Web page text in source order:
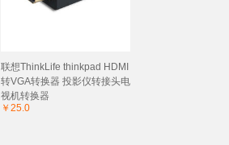
联想ThinkLife thinkpad HDMI
转VGA转换器 投影仪转接头电
视机转换器
￥25.0